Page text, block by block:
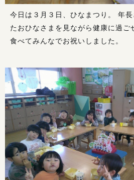
今日は３月３日、ひなまつり。 年
たおひなさまを見ながら健康に過ご
食べてみんなでお祝いしました。